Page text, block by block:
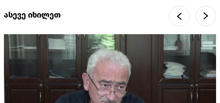
ასევე იხილეთ